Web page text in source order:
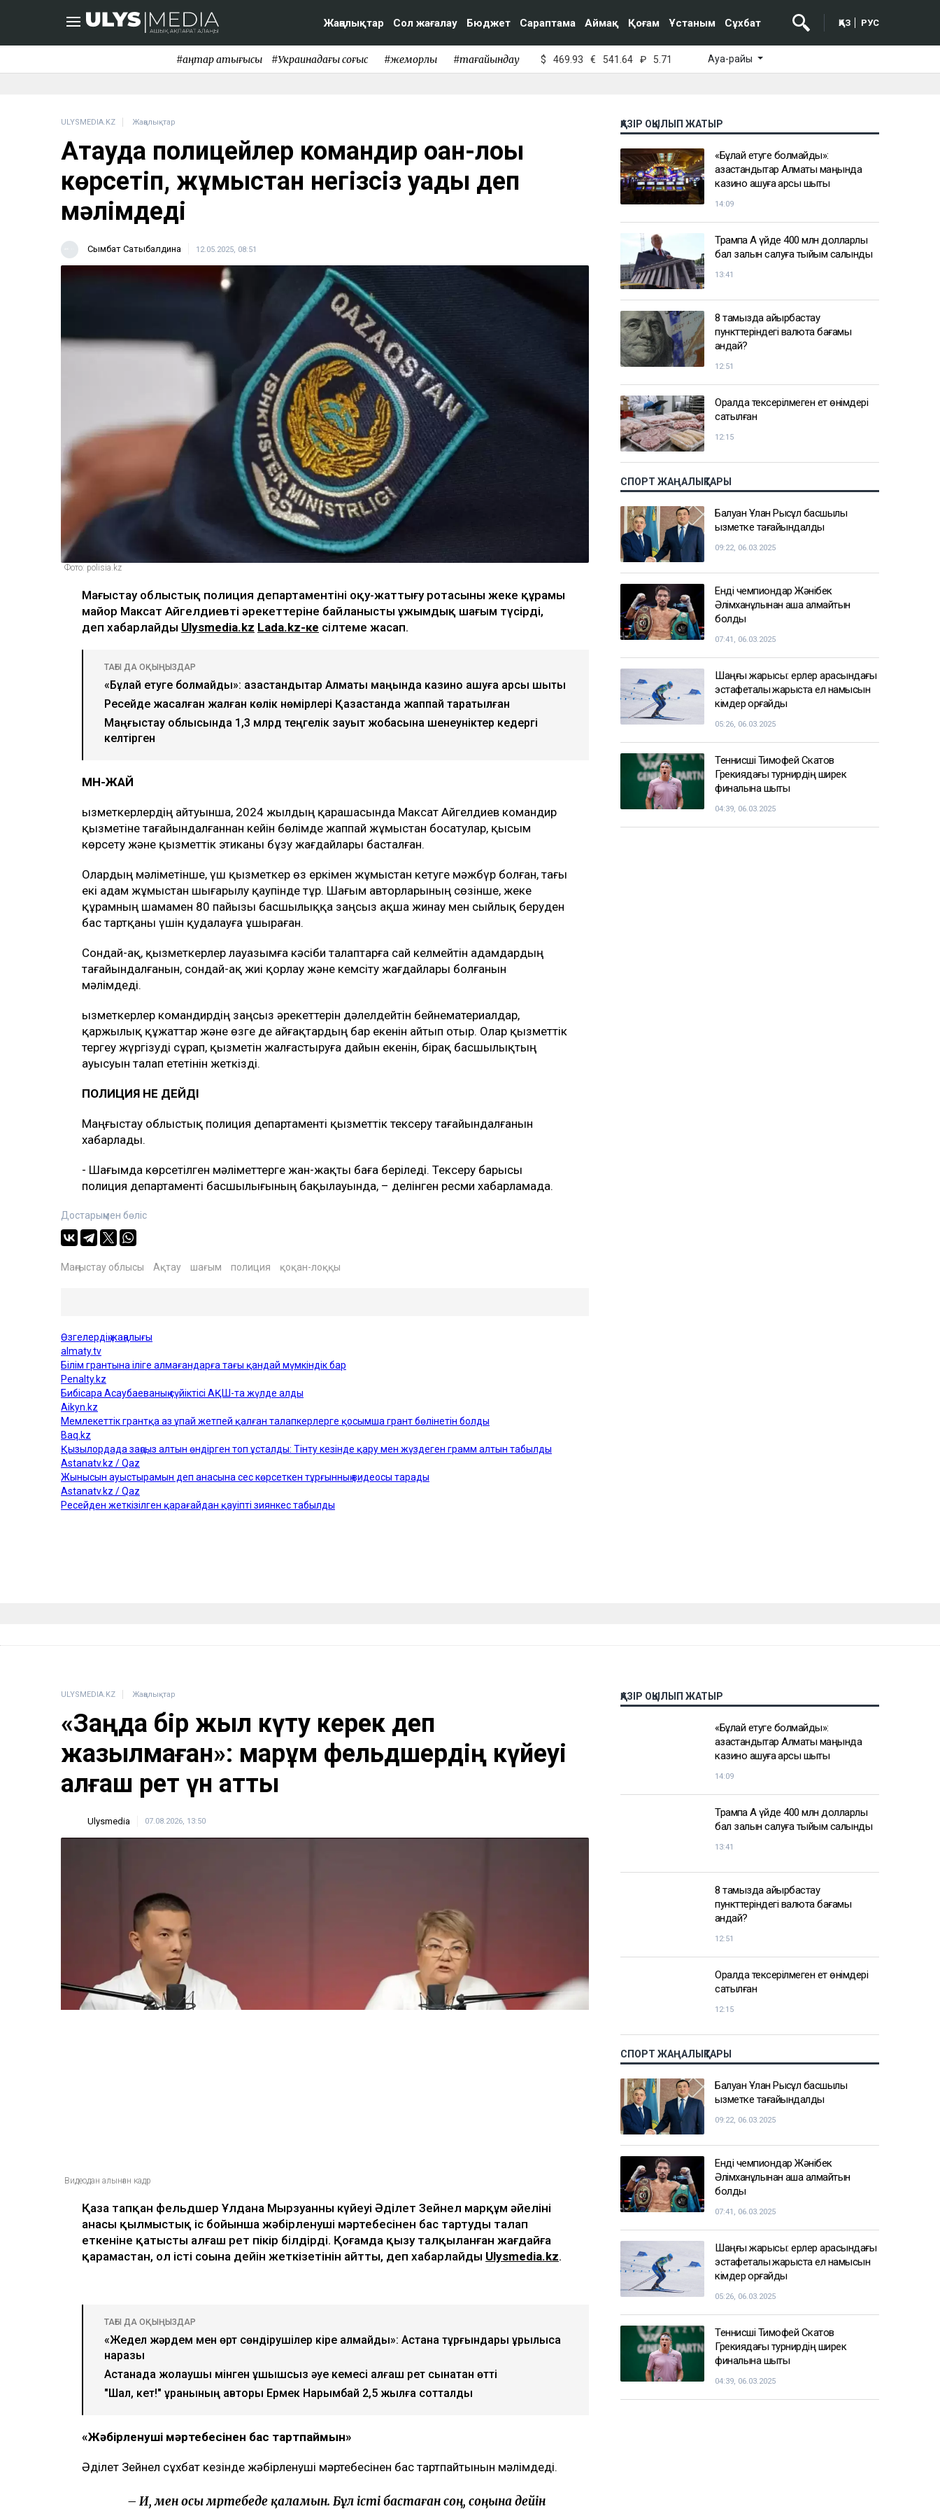
Жаңалықтар Сол жағалау Бюджет Сараптама Аймақ Қоғам Ұстаным Сұхбат ҚАЗ РУС
#қаңтар қақтығысы #Украинадағы соғыс #жемқорлық #тағайындау $ 469.93 € 541.64 ₽ 5.71 Ауа-райы
ULYSMEDIA.KZ Жаңалықтар
Ақтауда полицейлер командир қоқан-лоққы
көрсетіп, жұмыстан негізсіз қуады деп
мәлімдеді
Сымбат Сатыбалдина 12.05.2025, 08:51
Фото: polisia.kz
Маңғыстау облыстық полиция департаментінің оқу-жаттығу ротасының жеке құрамы
майор Максат Айгелдиевтің әрекеттеріне байланысты ұжымдық шағым түсірді,
деп хабарлайды Ulysmedia.kz Lada.kz-ке сілтеме жасап.
ТАҒЫ ДА ОҚЫҢЫЗДАР
«Бұлай етуге болмайды»: қазақстандықтар Алматы маңында казино ашуға қарсы шықты
Ресейде жасалған жалған көлік нөмірлері Қазақстанда жаппай таратылған
Маңғыстау облысында 1,3 млрд теңгелік зауыт жобасына шенеуніктер кедергі
келтірген
МӘН-ЖАЙ
Қызметкерлердің айтуынша, 2024 жылдың қарашасында Максат Айгелдиев командир
қызметіне тағайындалғаннан кейін бөлімде жаппай жұмыстан босатулар, қысым
көрсету және қызметтік этиканы бұзу жағдайлары басталған.
Олардың мәліметінше, үш қызметкер өз еркімен жұмыстан кетуге мәжбүр болған, тағы
екі адам жұмыстан шығарылу қаупінде тұр. Шағым авторларының сөзінше, жеке
құрамның шамамен 80 пайызы басшылыққа заңсыз ақша жинау мен сыйлық беруден
бас тартқаны үшін қудалауға ұшыраған.
Сондай-ақ, қызметкерлер лауазымға кәсіби талаптарға сай келмейтін адамдардың
тағайындалғанын, сондай-ақ жиі қорлау және кемсіту жағдайлары болғанын
мәлімдеді.
Қызметкерлер командирдің заңсыз әрекеттерін дәлелдейтін бейнематериалдар,
қаржылық құжаттар және өзге де айғақтардың бар екенін айтып отыр. Олар қызметтік
тергеу жүргізуді сұрап, қызметін жалғастыруға дайын екенін, бірақ басшылықтың
ауысуын талап ететінін жеткізді.
ПОЛИЦИЯ НЕ ДЕЙДІ
Маңғыстау облыстық полиция департаменті қызметтік тексеру тағайындалғанын
хабарлады.
- Шағымда көрсетілген мәліметтерге жан-жақты баға беріледі. Тексеру барысы
полиция департаменті басшылығының бақылауында, – делінген ресми хабарламада.
Достарыңмен бөліс
Маңғыстау облысы Ақтау шағым полиция қоқан-лоққы
ҚАЗІР ОҚЫЛЫП ЖАТЫР
«Бұлай етуге болмайды»:
қазақстандықтар Алматы маңында
казино ашуға қарсы шықты
14:09
Трампқа Ақ үйде 400 млн долларлық
бал залын салуға тыйым салынды
13:41
8 тамызда айырбастау
пункттеріндегі валюта бағамы
қандай?
12:51
Оралда тексерілмеген ет өнімдері
сатылған
12:15
СПОРТ ЖАҢАЛЫҚТАРЫ
Балуан Ұлан Рысқұл басшылық
қызметке тағайындалды
09:22, 06.03.2025
Енді чемпиондар Жәнібек
Әлімханұлынан қаша алмайтын
болды
07:41, 06.03.2025
Шаңғы жарысы: ерлер арасындағы
эстафеталық жарыста ел намысын
кімдер қорғайды
05:26, 06.03.2025
Теннисші Тимофей Скатов
Грекиядағы турнирдің ширек
финалына шықты
04:39, 06.03.2025
«Заңда бір жыл күту керек деп
жазылмаған»: марқұм фельдшердің күйеуі
алғаш рет үн қатты
Видеодан алынған кадр
Қаза тапқан фельдшер Ұлдана Мырзуанның күйеуі Әділет Зейнел марқұм әйелінің
анасы қылмыстық іс бойынша жәбірленуші мәртебесінен бас тартуды талап
еткеніне қатысты алғаш рет пікір білдірді. Қоғамда қызу талқыланған жағдайға
ҚАЗІР ОҚЫЛЫП ЖАТЫР
«Бұлай етуге болмайды»:
қазақстандықтар Алматы маңында
14:09
Трампқа Ақ үйде 400 млн долларлық
8 тамызда айырбастау
пункттеріндегі валюта бағамы
Оралда тексерілмеген ет өнімдері
сатылған
СПОРТ ЖАҢАЛЫҚТАРЫ
Балуан Ұлан Рысқұл басшылық
қызметке тағайындалды
09:22, 06.03.2025
Енді чемпиондар Жәнібек
Әлімханұлынан қаша алмайтын
болды